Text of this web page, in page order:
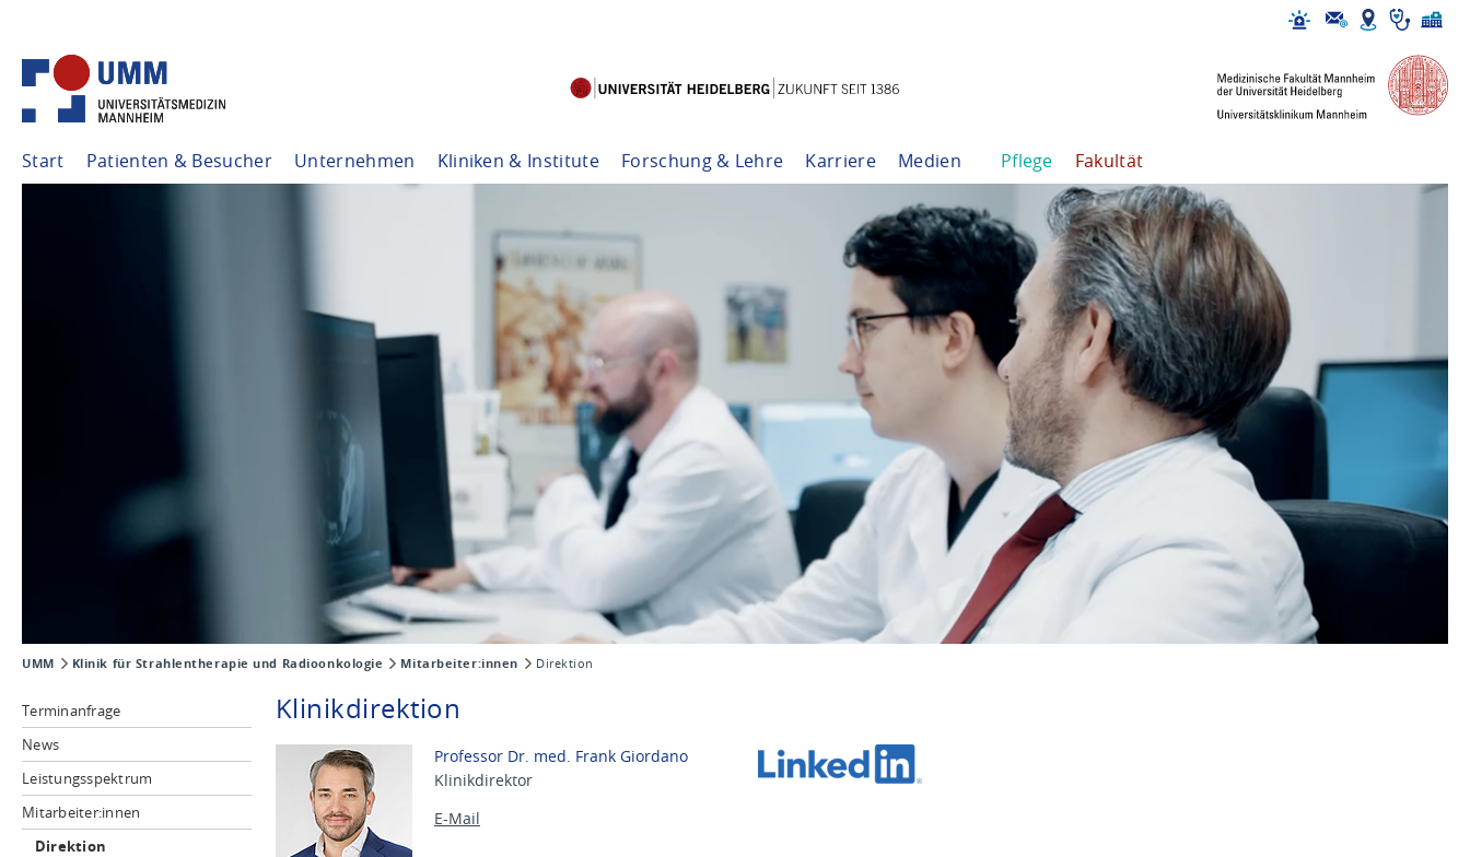
Start Patienten & Besucher Unternehmen Kliniken & Institute Forschung & Lehre Karriere Medien Pflege Fakultät
UMM Klinik für Strahlentherapie und Radioonkologie Mitarbeiter:innen Direktion
Terminanfrage
News
Leistungsspektrum
Mitarbeiter:innen
Direktion
Klinikdirektion
Professor Dr. med. Frank Giordano
Klinikdirektor
E-Mail